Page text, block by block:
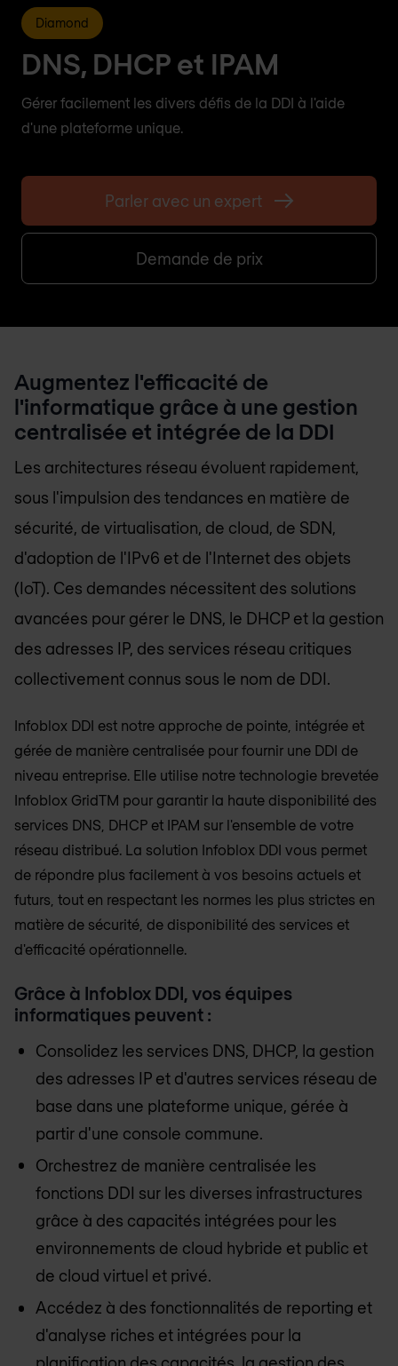
Diamond
DNS, DHCP et IPAM
Gérer facilement les divers défis de la DDI à l'aide
d'une plateforme unique.
Parler avec un expert
Demande de prix
Augmentez l'efficacité de
l'informatique grâce à une gestion
centralisée et intégrée de la DDI
Les architectures réseau évoluent rapidement,
sous l'impulsion des tendances en matière de
sécurité, de virtualisation, de cloud, de SDN,
d'adoption de l'IPv6 et de l'Internet des objets
(IoT). Ces demandes nécessitent des solutions
avancées pour gérer le DNS, le DHCP et la gestion
des adresses IP, des services réseau critiques
collectivement connus sous le nom de DDI.
Infoblox DDI est notre approche de pointe, intégrée et
gérée de manière centralisée pour fournir une DDI de
niveau entreprise. Elle utilise notre technologie brevetée
Infoblox GridTM pour garantir la haute disponibilité des
services DNS, DHCP et IPAM sur l'ensemble de votre
réseau distribué. La solution Infoblox DDI vous permet
de répondre plus facilement à vos besoins actuels et
futurs, tout en respectant les normes les plus strictes en
matière de sécurité, de disponibilité des services et
d'efficacité opérationnelle.
Grâce à Infoblox DDI, vos équipes
informatiques peuvent :
Consolidez les services DNS, DHCP, la gestion
des adresses IP et d'autres services réseau de
base dans une plateforme unique, gérée à
partir d'une console commune.
Orchestrez de manière centralisée les
fonctions DDI sur les diverses infrastructures
grâce à des capacités intégrées pour les
environnements de cloud hybride et public et
de cloud virtuel et privé.
Accédez à des fonctionnalités de reporting et
d'analyse riches et intégrées pour la